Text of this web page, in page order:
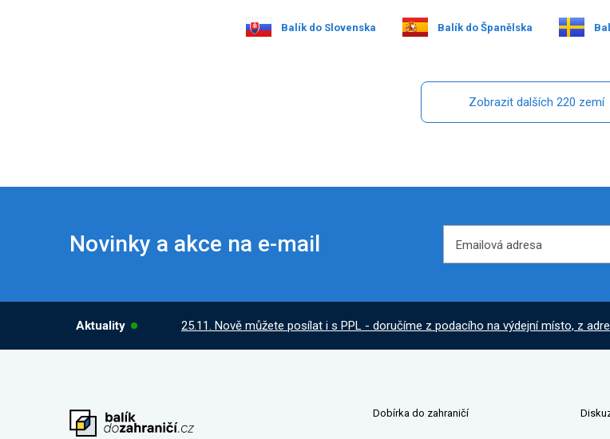
Balík do Slovenska Balík do Španělska
Zobrazit dalších 220 zemí
Novinky a akce na e-mail Emailová adresa
Aktuality 25.11. Nově můžete posílat i s PPL - doručíme z podacího na výdejní místo, z
Dobírka do zahraničí